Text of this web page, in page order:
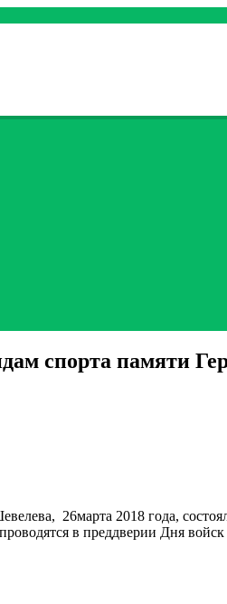
спорта памяти
26марта 2018 года,
в преддверии Дня